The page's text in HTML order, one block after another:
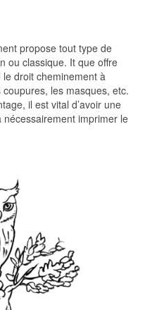
propose tout type de
ou classique. It que offre
droit cheminement à
les masques, etc.
il est vital d’avoir une
imprimer le